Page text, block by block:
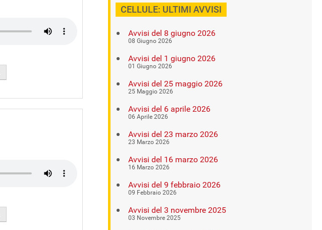
CELLULE: ULTIMI AVVISI
Avvisi del 8 giugno 2026
08 Giugno 2026
Avvisi del 1 giugno 2026
01 Giugno 2026
Avvisi del 25 maggio 2026
25 Maggio 2026
Avvisi del 6 aprile 2026
06 Aprile 2026
Avvisi del 23 marzo 2026
23 Marzo 2026
Avvisi del 16 marzo 2026
16 Marzo 2026
Avvisi del 9 febbraio 2026
09 Febbraio 2026
Avvisi del 3 novembre 2025
03 Novembre 2025